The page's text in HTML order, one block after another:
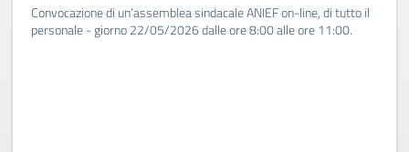
Convocazione di un’assemblea sindacale ANIEF on-line, di tutto il
personale - giorno 22/05/2026 dalle ore 8:00 alle ore 11:00.